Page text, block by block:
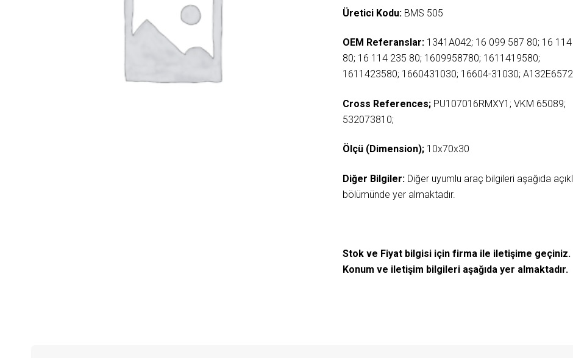
Üretici Kodu: BMS 505
OEM Referanslar: 1341A042; 16 099 587 80; 16
80; 16 114 235 80; 1609958780; 1611419580;
1611423580; 1660431030; 16604-31030;
Cross References; PU107016RMXY1; VKM 65089;
532073810;
Ölçü (Dimension); 10x70x30
Diğer Bilgiler: Diğer uyumlu araç bilgileri aşağıda
bölümünde yer almaktadır.
Stok ve Fiyat bilgisi için firma ile iletişime geçiniz.
Konum ve iletişim bilgileri aşağıda yer almaktadır.